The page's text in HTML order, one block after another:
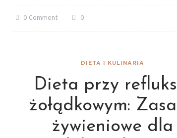
0 Comment 0
DIETA I KULINARIA
Dieta przy
żołądkowym:
żywieniowe dla